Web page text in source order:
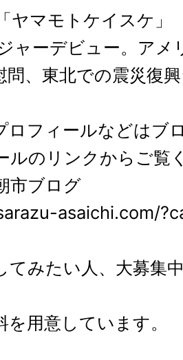
ヤマモトケイスケ」
ャーデビュー。アメ
問、東北での震災復
ロフィールなどはブ
ルのリンクからご覧
市ブログ
asaichi.com/
てみたい人、大募集
用意しています。